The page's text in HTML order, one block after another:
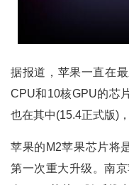
据报道，苹果一直在
CPU和10核GPU的芯
也在其中(15.4正式版)
苹果的M2苹果芯片将
第一次重大升级。南